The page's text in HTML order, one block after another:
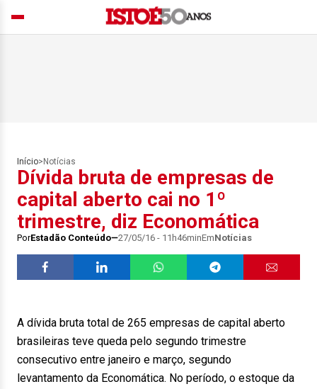
Início> Notícias
Dívida bruta de empresas de
capital aberto cai no 1º
trimestre, diz Economática
PorEstadão Conteúdo 27/05/16 - 11h46minEmNotícias
A dívida bruta total de 265 empresas de capital aberto
brasileiras teve queda pelo segundo trimestre
consecutivo entre janeiro e março, segundo
levantamento da Economática. No período, o estoque da